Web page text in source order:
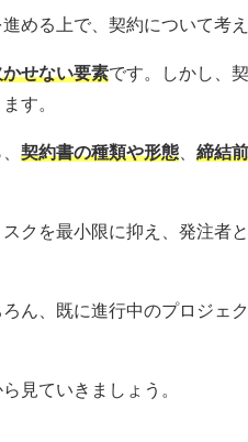
める上で、契約について考
せない要素です。しかし、
す。
契約書の種類や形態 締結
クを最小限に抑え、発注者
ん、既に進行中のプロジェ
見ていきましょう。